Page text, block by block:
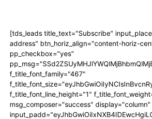
[tds_leads title_text="Subscribe"
address" btn_horiz_align="content-horiz-
pp_checkbox="yes"
f_title_font_family="467"
f_title_font_line_height="1"
msg_composer="success"